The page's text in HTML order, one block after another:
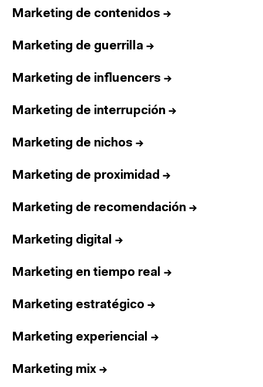
Marketing de contenidos →
Marketing de guerrilla →
Marketing de influencers →
Marketing de interrupción →
Marketing de nichos →
Marketing de proximidad →
Marketing de recomendación →
Marketing digital →
Marketing en tiempo real →
Marketing estratégico →
Marketing experiencial →
Marketing mix →